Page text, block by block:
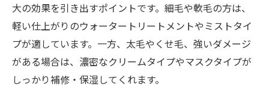
大の効果を引き出すポイントです。細毛や軟毛の方は、
軽い仕上がりのウォータートリートメントやミストタイ
プが適しています。一方、太毛やくせ毛、強いダメージ
がある場合は、濃密なクリームタイプやマスクタイプが
しっかり補修・保湿してくれます。